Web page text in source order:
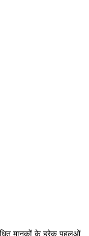
मानकों के हरेक पहलुओं